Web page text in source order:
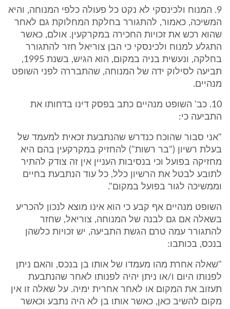
9. המנוח ולכינסקי לא נקט כל פעולה כלפי המנוחה, והיא
המשיכה, כאמור, להתגורר בחלקת המחלוקת גם לאחר
שהוא רכש את זכויות החכירה במקרקעין. אולם, כאשר
התגלע למנוח ולכינסקי כי הבן צוריאל חזר להתגורר
בחלקה, ונעשית בניה במקום, הוא הגיש, בשנת 1995,
תביעה לסילוק ידה של המנוחה, שהתבררה לפני השופט
מנהיים.
10. כב' השופט מנהיים כתב בפסק דינו בדחותו את
התביעה כי:
"אני סבור שהוכח כנדרש שהנתבעת זכאית למעמד של
בעלת רשיון ("בר רשות") להחזיק במקרקעין בהם היא
מחזיקה בפועל וכי בנסיבות העניין אין זה צודק להתיר
לתובע לבטל את הרשיון כלל, כל עוד הנתבעת בחיים
וממשיכה לגור בפועל במקום".
השופט מנהיים אף קבע כי הוא אינו מוצא לנכון להכריע
בשאלה אם גם לבנה של המנוחה, צוריאל, שחזר
להתגורר עמה טרם הגשת התביעה, יש זכויות כלשהן
בנכס, בכותבו:
"שאלה אחרת מהו מעמדו של אותו בן בנכס, והאם ניתן
לפנותו היום ו/או ניתן יהיה לפנותו לאחר שהנתבעת
תעזוב את המקום או לאחר אחרית ימיה. על שאלה זו אין
מקום להשיב כאן, כאשר אותו בן לא היה נתבע וכאשר